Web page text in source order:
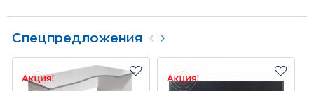
Спецпредложения